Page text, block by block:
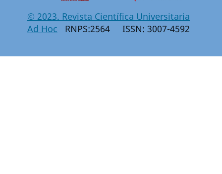
© 2023. Revista Científica Universitaria
Ad Hoc RNPS:2564 ISSN: 3007-4592